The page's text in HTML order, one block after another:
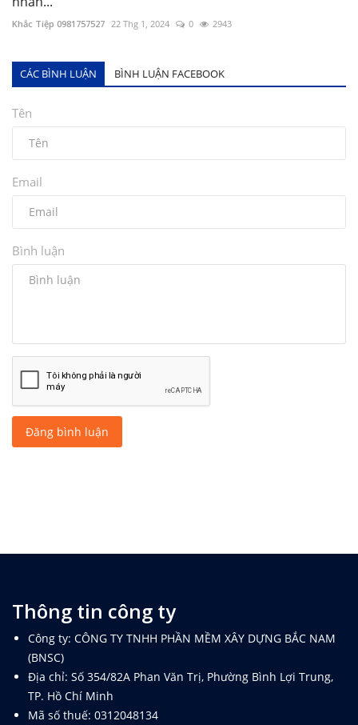
CÁC BÌNH LUẬN
Đăng bình luận
Thông tin công ty
Công ty: CÔNG TY TNHH PHẦN MỀM XÂY DỰNG BẮC NAM
(BNSC)
Địa chỉ: Số 354/82A Phan Văn Trị, Phường Bình Lợi Trung,
TP. Hồ Chí Minh
Mã số thuế: 0312048134